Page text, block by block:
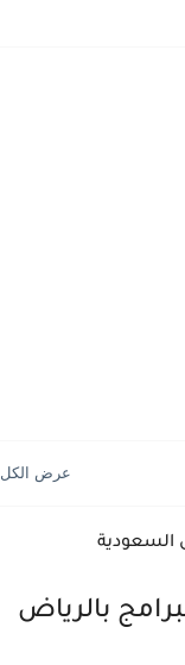
السعودية
بالرياض